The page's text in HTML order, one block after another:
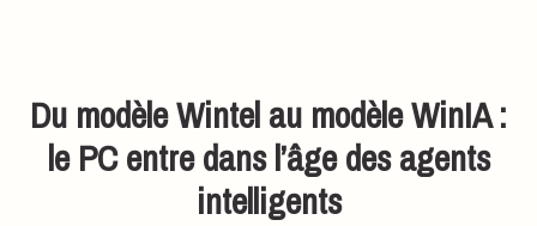
Du modèle Wintel au modèle WinIA :
le PC entre dans l’âge des agents
intelligents